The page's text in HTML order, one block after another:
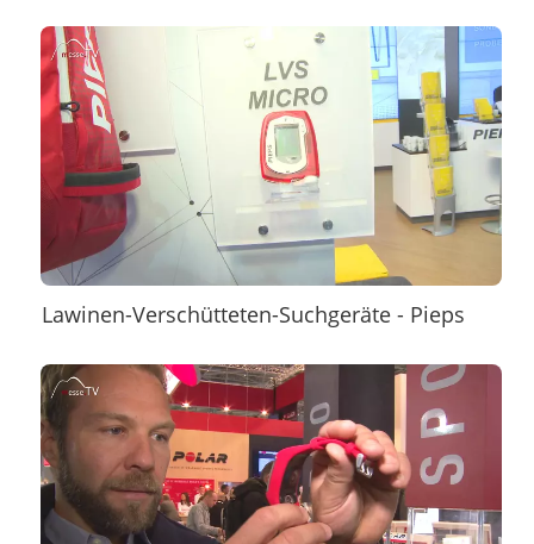
Lawinen-Verschütteten-Suchgeräte - Pieps